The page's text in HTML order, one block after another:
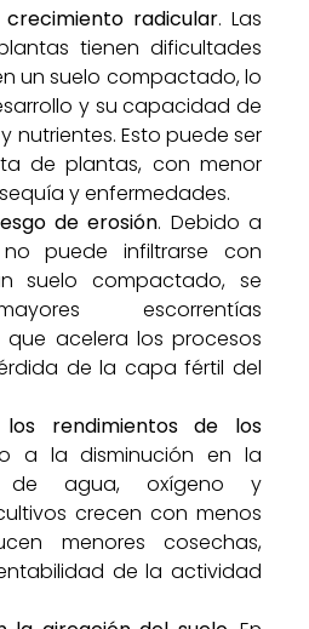
crecimiento radicular. Las
tienen dificultades
un suelo compactado, lo
y su capacidad de
nutrientes. Esto puede ser
de plantas, con menor
y enfermedades.
de erosión. Debido a
puede infiltrarse con
suelo compactado, se
escorrentías
que acelera los procesos
de la capa fértil del
los rendimientos de los
a la disminución en la
de agua, oxígeno y
crecen con menos
menores cosechas,
de la actividad